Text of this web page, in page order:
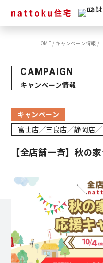
イベント
ショールーム
モデルハウス
スタッフブログ
営業時間／10:00～
タップで
HOME/ キャンペーン情報 /
CAMPAIGN
キャンペーン情報
キャンペーン
富士店／三島店／静岡店
【全店舗一斉】秋の